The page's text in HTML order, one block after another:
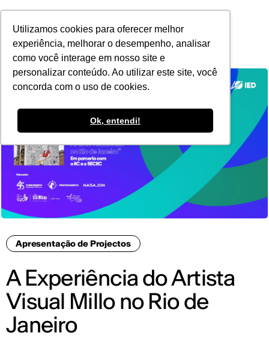
Utilizamos cookies para oferecer melhor
experiência, melhorar o desempenho, analisar
como você interage em nosso site e
personalizar conteúdo. Ao utilizar este site, você
concorda com o uso de cookies.
Ok, entendi!
POR
Apresentação de Projectos
A Experiência do Artista
Visual Millo no Rio de
Janeiro